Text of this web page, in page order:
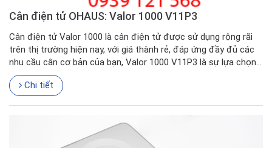
Cân điện tử OHAUS: Valor 1000 V11P3
Cân điện tử Valor 1000 là cân điện tử được sử dụng rộng rãi
trên thị trường hiện nay, với giá thành rẻ, đáp ứng đầy đủ các
nhu cầu cân cơ bản của bạn, Valor 1000 V11P3 là sự lựa chọn...
Chi tiết